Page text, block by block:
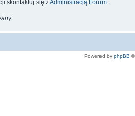
skontaktuj się zAdministracją Forum
Powered by phpBB